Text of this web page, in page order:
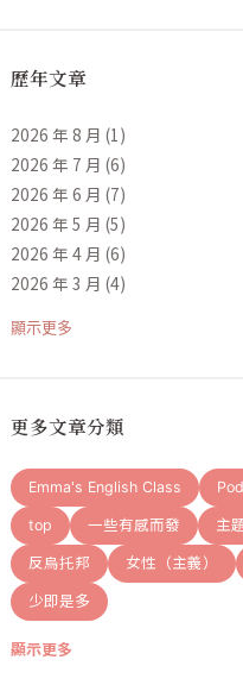
歷年文章
2026 年 8 月 (1)
2026 年 7 月 (6)
2026 年 6 月 (7)
2026 年 5 月 (5)
2026 年 4 月 (6)
2026 年 3 月 (4)
顯示更多
更多文章分類
Emma's English Class
top 一些有感而發 主
反烏托邦 女性（主義）
少即是多
顯示更多